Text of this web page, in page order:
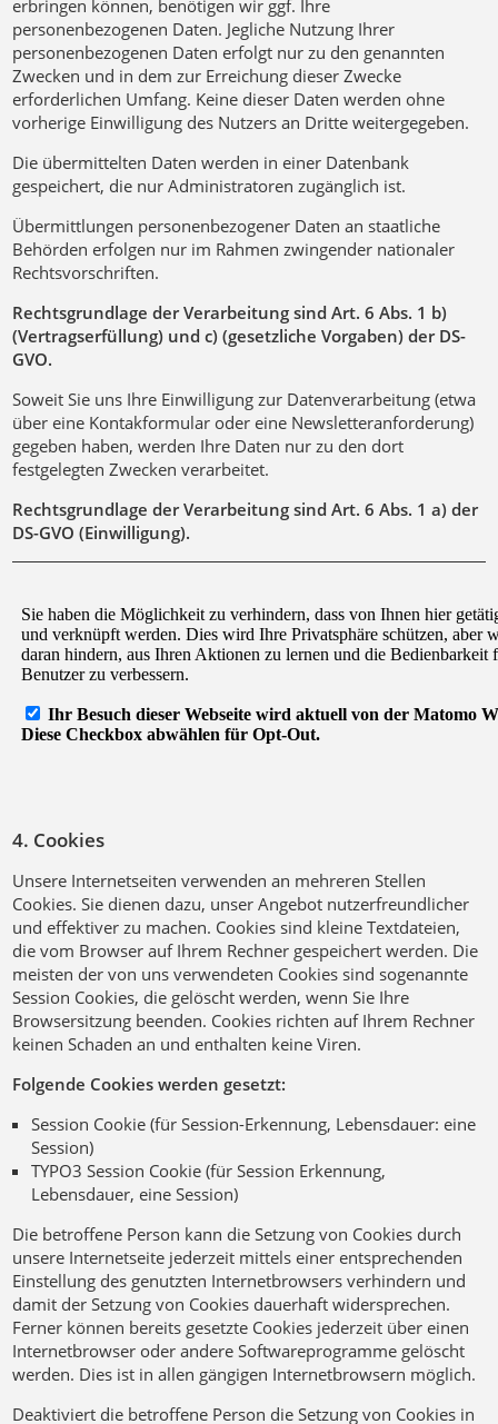
erbringen können, benötigen wir ggf. Ihre
personenbezogenen Daten. Jegliche Nutzung Ihrer
personenbezogenen Daten erfolgt nur zu den genannten
Zwecken und in dem zur Erreichung dieser Zwecke
erforderlichen Umfang. Keine dieser Daten werden ohne
vorherige Einwilligung des Nutzers an Dritte weitergegeben.
Die übermittelten Daten werden in einer Datenbank
gespeichert, die nur Administratoren zugänglich ist.
Übermittlungen personenbezogener Daten an staatliche
Behörden erfolgen nur im Rahmen zwingender nationaler
Rechtsvorschriften.
Rechtsgrundlage der Verarbeitung sind Art. 6 Abs. 1 b)
(Vertragserfüllung) und c) (gesetzliche Vorgaben) der DS-
GVO.
Soweit Sie uns Ihre Einwilligung zur Datenverarbeitung (etwa
über eine Kontakformular oder eine Newsletteranforderung)
gegeben haben, werden Ihre Daten nur zu den dort
festgelegten Zwecken verarbeitet.
Rechtsgrundlage der Verarbeitung sind Art. 6 Abs. 1 a) der
DS-GVO (Einwilligung).
4. Cookies
Unsere Internetseiten verwenden an mehreren Stellen
Cookies. Sie dienen dazu, unser Angebot nutzerfreundlicher
und effektiver zu machen. Cookies sind kleine Textdateien,
die vom Browser auf Ihrem Rechner gespeichert werden. Die
meisten der von uns verwendeten Cookies sind sogenannte
Session Cookies, die gelöscht werden, wenn Sie Ihre
Browsersitzung beenden. Cookies richten auf Ihrem Rechner
keinen Schaden an und enthalten keine Viren.
Folgende Cookies werden gesetzt:
Session Cookie (für Session-Erkennung, Lebensdauer: eine
Session)
TYPO3 Session Cookie (für Session Erkennung,
Lebensdauer, eine Session)
Die betroffene Person kann die Setzung von Cookies durch
unsere Internetseite jederzeit mittels einer entsprechenden
Einstellung des genutzten Internetbrowsers verhindern und
damit der Setzung von Cookies dauerhaft widersprechen.
Ferner können bereits gesetzte Cookies jederzeit über einen
Internetbrowser oder andere Softwareprogramme gelöscht
werden. Dies ist in allen gängigen Internetbrowsern möglich.
Deaktiviert die betroffene Person die Setzung von Cookies in